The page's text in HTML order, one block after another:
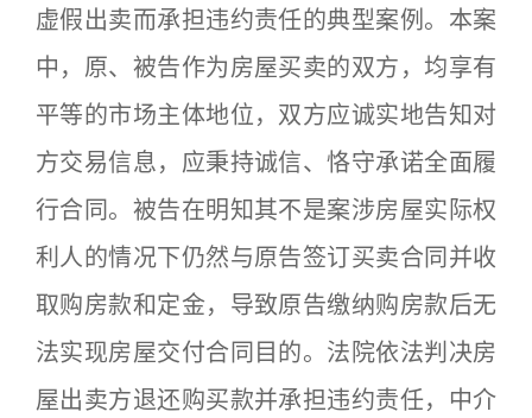
虚假出卖而承担违约责任的典型案例。本案
中，原、被告作为房屋买卖的双方，均享有
平等的市场主体地位，双方应诚实地告知对
方交易信息，应秉持诚信、恪守承诺全面履
行合同。被告在明知其不是案涉房屋实际权
利人的情况下仍然与原告签订买卖合同并收
取购房款和定金，导致原告缴纳购房款后无
法实现房屋交付合同目的。法院依法判决房
屋出卖方退还购买款并承担违约责任，中介